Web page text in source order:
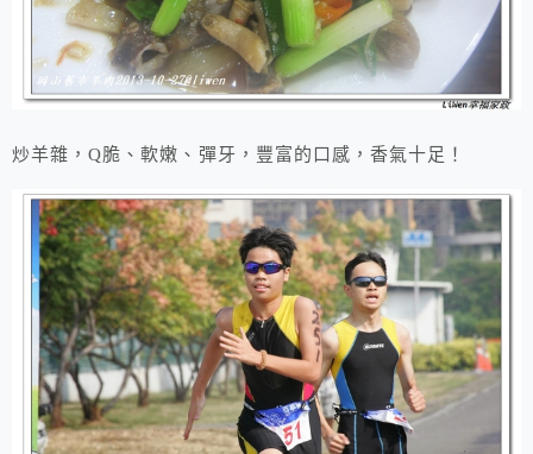
炒羊雜，Q脆、軟嫩、彈牙，豐富的口感，香氣十足！